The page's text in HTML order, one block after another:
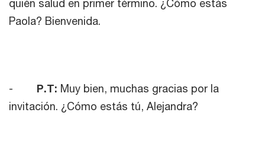
quién salud en primer término. ¿Cómo estás
Paola? Bienvenida.
- P.T: Muy bien, muchas gracias por la
invitación. ¿Cómo estás tú, Alejandra?